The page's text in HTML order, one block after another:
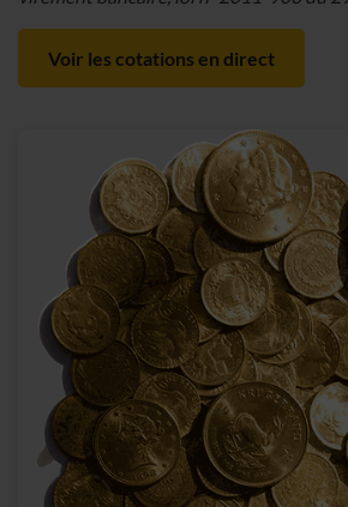
Voir les cotations en direct